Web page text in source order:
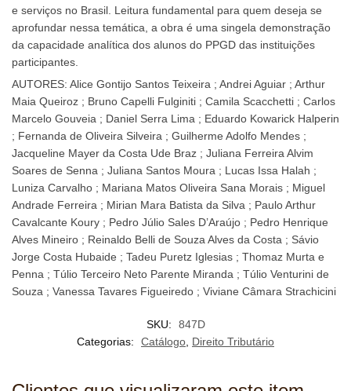
e serviços no Brasil. Leitura fundamental para quem deseja se
aprofundar nessa temática, a obra é uma singela demonstração
da capacidade analítica dos alunos do PPGD das instituições
participantes.
AUTORES: Alice Gontijo Santos Teixeira ; Andrei Aguiar ; Arthur
Maia Queiroz ; Bruno Capelli Fulginiti ; Camila Scacchetti ; Carlos
Marcelo Gouveia ; Daniel Serra Lima ; Eduardo Kowarick Halperin
; Fernanda de Oliveira Silveira ; Guilherme Adolfo Mendes ;
Jacqueline Mayer da Costa Ude Braz ; Juliana Ferreira Alvim
Soares de Senna ; Juliana Santos Moura ; Lucas Issa Halah ;
Luniza Carvalho ; Mariana Matos Oliveira Sana Morais ; Miguel
Andrade Ferreira ; Mirian Mara Batista da Silva ; Paulo Arthur
Cavalcante Koury ; Pedro Júlio Sales D’Araújo ; Pedro Henrique
Alves Mineiro ; Reinaldo Belli de Souza Alves da Costa ; Sávio
Jorge Costa Hubaide ; Tadeu Puretz Iglesias ; Thomaz Murta e
Penna ; Túlio Terceiro Neto Parente Miranda ; Túlio Venturini de
Souza ; Vanessa Tavares Figueiredo ; Viviane Câmara Strachicini
SKU:
847D
Categorias:
Catálogo, Direito Tributário